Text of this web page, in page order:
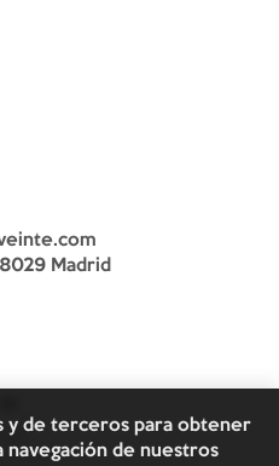
Madrid
y de terceros para obtener
navegación de nuestros